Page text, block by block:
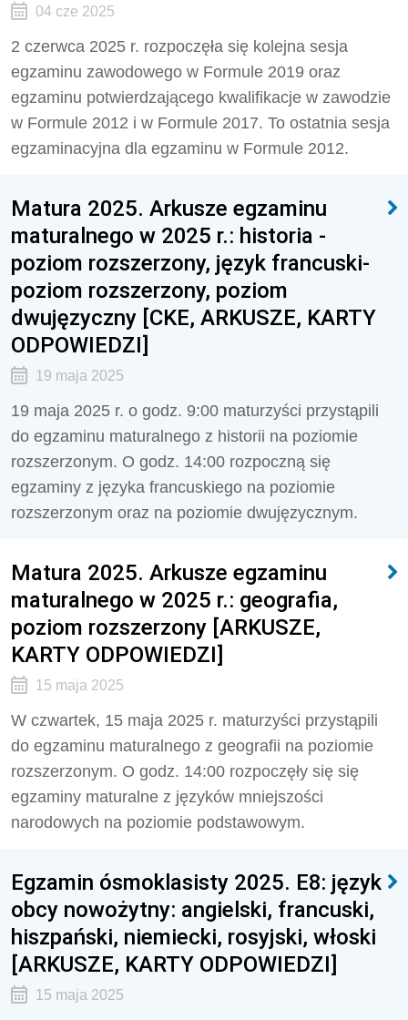
04 cze 2025
2 czerwca 2025 r. rozpoczęła się kolejna sesja
egzaminu zawodowego w Formule 2019 oraz
egzaminu potwierdzającego kwalifikacje w zawodzie
w Formule 2012 i w Formule 2017. To ostatnia sesja
egzaminacyjna dla egzaminu w Formule 2012.
Matura 2025. Arkusze egzaminu
maturalnego w 2025 r.: historia -
poziom rozszerzony, język francuski-
poziom rozszerzony, poziom
dwujęzyczny [CKE, ARKUSZE, KARTY
ODPOWIEDZI]
19 maja 2025
19 maja 2025 r. o godz. 9:00 maturzyści przystąpili
do egzaminu maturalnego z historii na poziomie
rozszerzonym. O godz. 14:00 rozpoczną się
egzaminy z języka francuskiego na poziomie
rozszerzonym oraz na poziomie dwujęzycznym.
Matura 2025. Arkusze egzaminu
maturalnego w 2025 r.: geografia,
poziom rozszerzony [ARKUSZE,
KARTY ODPOWIEDZI]
15 maja 2025
W czwartek, 15 maja 2025 r. maturzyści przystąpili
do egzaminu maturalnego z geografii na poziomie
rozszerzonym. O godz. 14:00 rozpoczęły się się
egzaminy maturalne z języków mniejszości
narodowych na poziomie podstawowym.
Egzamin ósmoklasisty 2025. E8: język
obcy nowożytny: angielski, francuski,
hiszpański, niemiecki, rosyjski, włoski
[ARKUSZE, KARTY ODPOWIEDZI]
15 maja 2025